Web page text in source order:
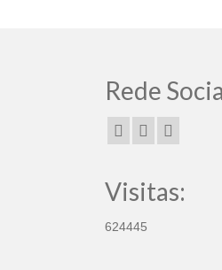
Rede
Visitas:
624445